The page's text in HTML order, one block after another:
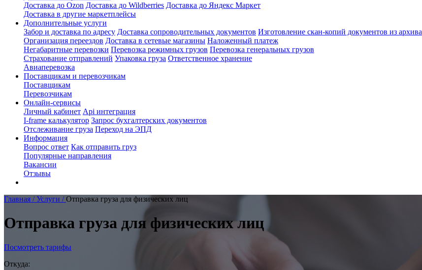
Доставка до Ozon Доставка до Wildberries Доставка до Яндекс Маркет
Доставка в другие маркетплейсы
Дополнительные услуги
Забор и доставка по адресу Доставка сопроводительных документов Изготовление скан-копий документов из архива
Организация переездов Доставка в сетевые магазины Наложенный платеж
Негабаритные перевозки Перевозка режимных грузов Перевозка генеральных грузов
Страхование отправлений Упаковка груза Ответственное хранение
Авиаперевозка
Поставщикам и перевозчикам
Поставщикам
Перевозчикам
Онлайн-сервисы
Личный кабинет Api интеграция
I-frame калькулятор Запрос бухгалтерских документов
Отслеживание груза Переход на ЭПД
Информация
Вопрос ответ Как отправить груз
Популярные направления
Вакансии
Отзывы
Главная /Услуги /Отправка груза для физических лиц
Отправка груза для физических лиц
Посмотреть тарифы
Откуда: